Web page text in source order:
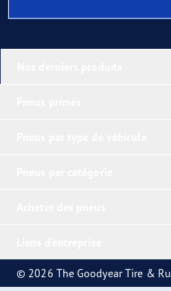
© 2026 The Goodyear Tire &